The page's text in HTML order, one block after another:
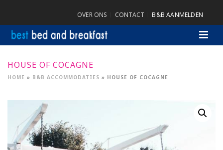
OVER ONS CONTACT B&B AANMELDEN
HOUSE OF COCAGNE
HOME » B&B ACCOMMODATIES » HOUSE OF COCAGNE